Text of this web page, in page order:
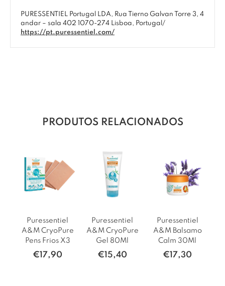
PURESSENTIEL Portugal LDA, Rua Tierno Galvan Torre 3, 4
andar – sala 402 1070-274 Lisboa, Portugal/
https://pt.puressentiel.com/
PRODUTOS RELACIONADOS
Puressentiel
A&M CryoPure
Pens Frios X3
€17,90
Puressentiel
A&M CryoPure
Gel 80Ml
€15,40
Puressentiel
A&M Balsamo
Calm 30Ml
€17,30